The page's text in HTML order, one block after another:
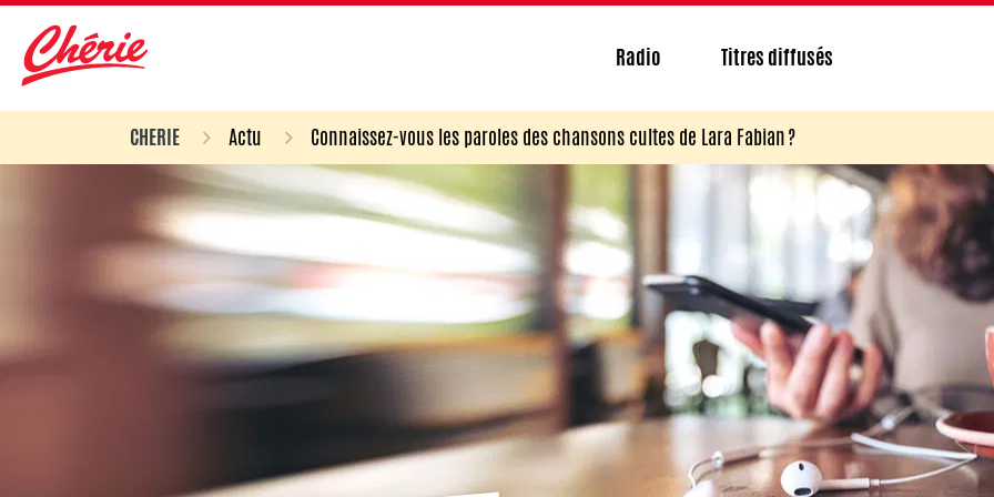
Radio Titres diffusés
CHERIE Actu Connaissez-vous les paroles des chansons cultes de Lara Fabian ?